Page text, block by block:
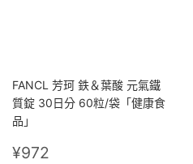
FANCL 芳珂 鉄＆葉酸 元氣鐵
質錠 30日分 60粒/袋「健康食
品」
定
¥972